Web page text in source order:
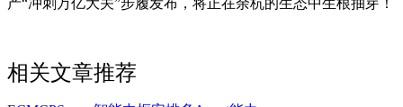
相关文章推荐